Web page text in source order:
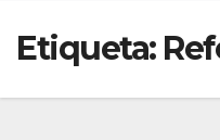
Etiqueta: